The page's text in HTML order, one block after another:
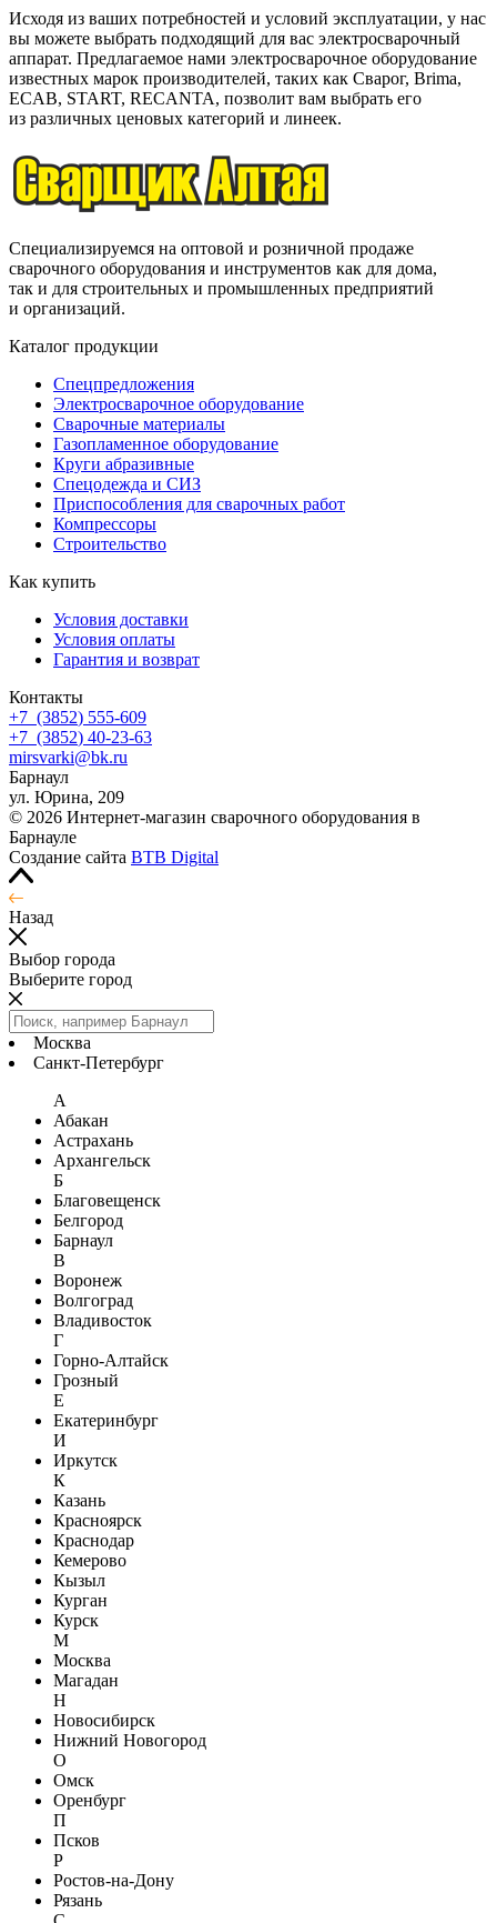
Исходя из ваших потребностей и условий эксплуатации, у нас
вы можете выбрать подходящий для вас электросварочный
аппарат. Предлагаемое нами электросварочное оборудование
известных марок производителей, таких как Сварог, Brima,
ECAB, START, RECANTA, позволит вам выбрать его
из различных ценовых категорий и линеек.
Специализируемся на оптовой и розничной продаже
сварочного оборудования и инструментов как для дома,
так и для строительных и промышленных предприятий
и организаций.
Каталог продукции
Спецпредложения
Электросварочное оборудование
Сварочные материалы
Газопламенное оборудование
Круги абразивные
Спецодежда и СИЗ
Приспособления для сварочных работ
Компрессоры
Строительство
Как купить
Условия доставки
Условия оплаты
Гарантия и возврат
Контакты
+7 (3852) 555-609
+7 (3852) 40-23-63
mirsvarki@bk.ru
Барнаул
ул. Юрина, 209
© 2026 Интернет-магазин сварочного оборудования в
Барнауле
Создание сайта BTB Digital
Назад
Выбор города
Выберите город
Москва
Санкт-Петербург
А
Абакан
Астрахань
Архангельск
Б
Благовещенск
Белгород
Барнаул
В
Воронеж
Волгоград
Владивосток
Г
Горно-Алтайск
Грозный
Е
Екатеринбург
И
Иркутск
К
Казань
Красноярск
Краснодар
Кемерово
Кызыл
Курган
Курск
М
Москва
Магадан
Н
Новосибирск
Нижний Новогород
О
Омск
Оренбург
П
Псков
Р
Ростов-на-Дону
Рязань